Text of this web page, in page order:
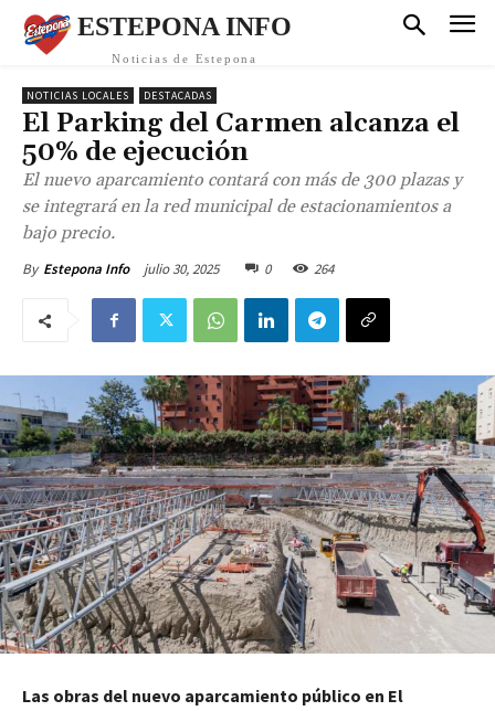
ESTEPONA INFO
Noticias de Estepona
NOTICIAS LOCALES DESTACADAS
El Parking del Carmen alcanza el
50% de ejecución
El nuevo aparcamiento contará con más de 300 plazas y
se integrará en la red municipal de estacionamientos a
bajo precio.
By Estepona Info julio 30, 2025 0 264
Las obras del nuevo aparcamiento público en El